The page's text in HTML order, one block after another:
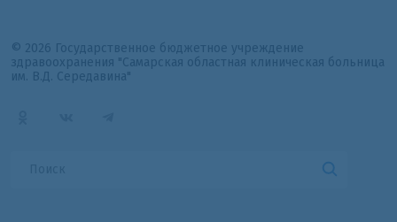
© 2026 Государственное бюджетное учреждение
здравоохранения "Самарская областная клиническая больница
им. В.Д. Середавина"